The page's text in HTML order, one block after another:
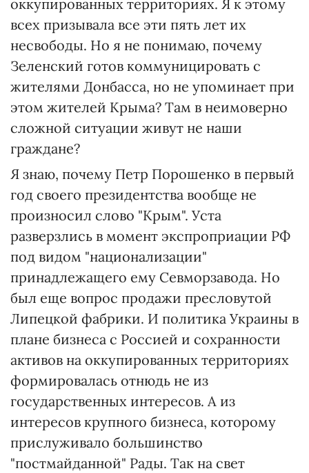
оккупированных территориях. Я к этому
всех призывала все эти пять лет их
несвободы. Но я не понимаю, почему
Зеленский готов коммуницировать с
жителями Донбасса, но не упоминает при
этом жителей Крыма? Там в неимоверно
сложной ситуации живут не наши
граждане?
Я знаю, почему Петр Порошенко в первый
год своего президентства вообще не
произносил слово "Крым". Уста
разверзлись в момент экспроприации РФ
под видом "национализации"
принадлежащего ему Севморзавода. Но
был еще вопрос продажи пресловутой
Липецкой фабрики. И политика Украины в
плане бизнеса с Россией и сохранности
активов на оккупированных территориях
формировалась отнюдь не из
государственных интересов. А из
интересов крупного бизнеса, которому
прислуживало большинство
"постмайданной" Рады. Так на свет